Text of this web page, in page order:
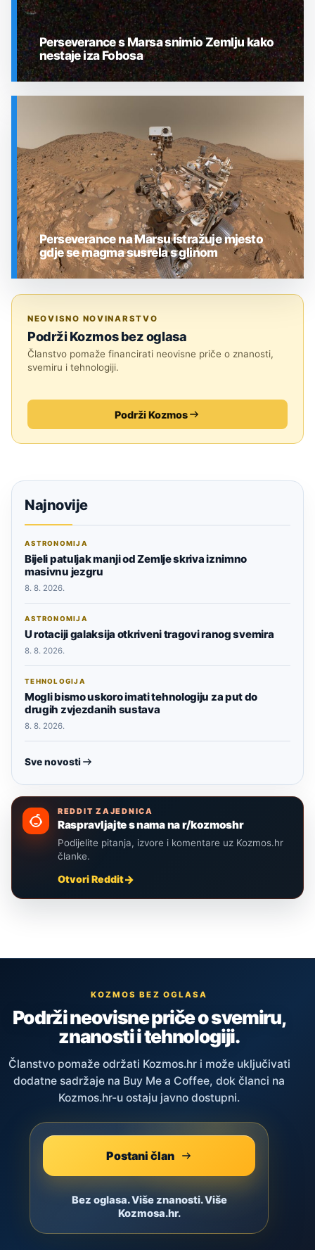
Perseverance s Marsa snimio Zemlju kako
nestaje iza Fobosa
Perseverance na Marsu istražuje mjesto
gdje se magma susrela s glinom
NEOVISNO NOVINARSTVO
Podrži Kozmos bez oglasa
Članstvo pomaže financirati neovisne priče o znanosti,
svemiru i tehnologiji.
Podrži Kozmos
Najnovije
ASTRONOMIJA
Bijeli patuljak manji od Zemlje skriva iznimno
masivnu jezgru
8. 8. 2026.
ASTRONOMIJA
U rotaciji galaksija otkriveni tragovi ranog svemira
8. 8. 2026.
TEHNOLOGIJA
Mogli bismo uskoro imati tehnologiju za put do
drugih zvjezdanih sustava
8. 8. 2026.
Sve novosti
REDDIT ZAJEDNICA
Raspravljajte s nama na r/kozmoshr
Podijelite pitanja, izvore i komentare uz Kozmos.hr
članke.
Otvori Reddit
KOZMOS BEZ OGLASA
Podrži neovisne priče o svemiru,
znanosti i tehnologiji.
Članstvo pomaže održati Kozmos.hr i može uključivati
dodatne sadržaje na Buy Me a Coffee, dok članci na
Kozmos.hr-u ostaju javno dostupni.
Postani član
Bez oglasa. Više znanosti. Više
Kozmosa.hr.